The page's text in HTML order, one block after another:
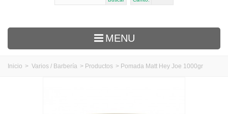
MENU
Inicio > Varios / Barbería > Productos > Pomada Matt Hey Joe 1000gr